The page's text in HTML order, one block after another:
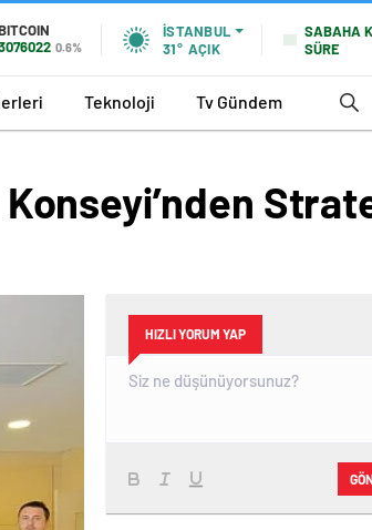
0.6%
İSTANBUL
31° AÇIK
SABAHA
SÜRE
Teknoloji Tv Gündem
HIZLI YORUM YAP